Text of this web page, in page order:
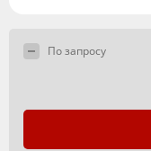
По запросу